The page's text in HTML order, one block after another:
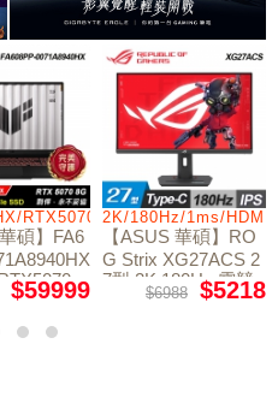
RTX5070/512GB/16G
碩】FA6
$59999
2K/180Hz/1ms/
【ASUS 華碩】RO
G Strix XG27ACS 2
7型 2K 180Hz 電競
$6988 $5218